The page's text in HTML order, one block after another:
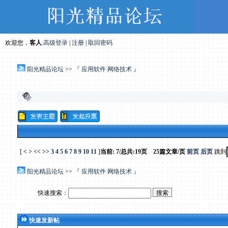
欢迎您， 客人:高级登录 |注册| 取回密码
阳光精品论坛 >> 『 应用软件 网络技术 』
[ < > << >> 3 4 5 6 7 8 9 10 11 ]当前: 7/总共:19页 25篇文章/页前页 后页跳到
阳光精品论坛 >> 『 应用软件 网络技术 』
快速搜索：
快速发新帖